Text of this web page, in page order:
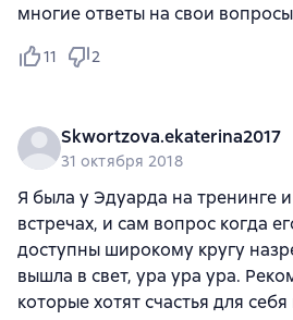
многие ответы на свои вопросы
11 2
Skwortzova.ekaterina2017
31 октября 2018
Я была у Эдуарда на тренинге
встречах, и сам вопрос когда
доступны широкому кругу
вышла в свет, ура ура ура.
которые хотят счастья для